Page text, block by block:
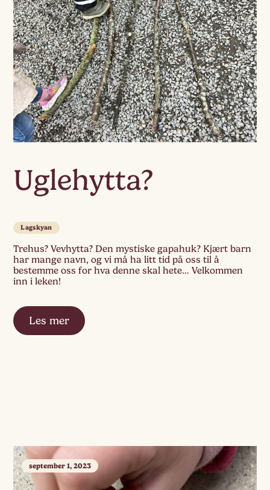
Uglehytta?
Lagskyan
Trehus? Vevhytta? Den mystiske gapahuk? Kjært barn
har mange navn, og vi må ha litt tid på oss til å
bestemme oss for hva denne skal hete… Velkommen
inn i leken!
Les mer
september 1, 2023